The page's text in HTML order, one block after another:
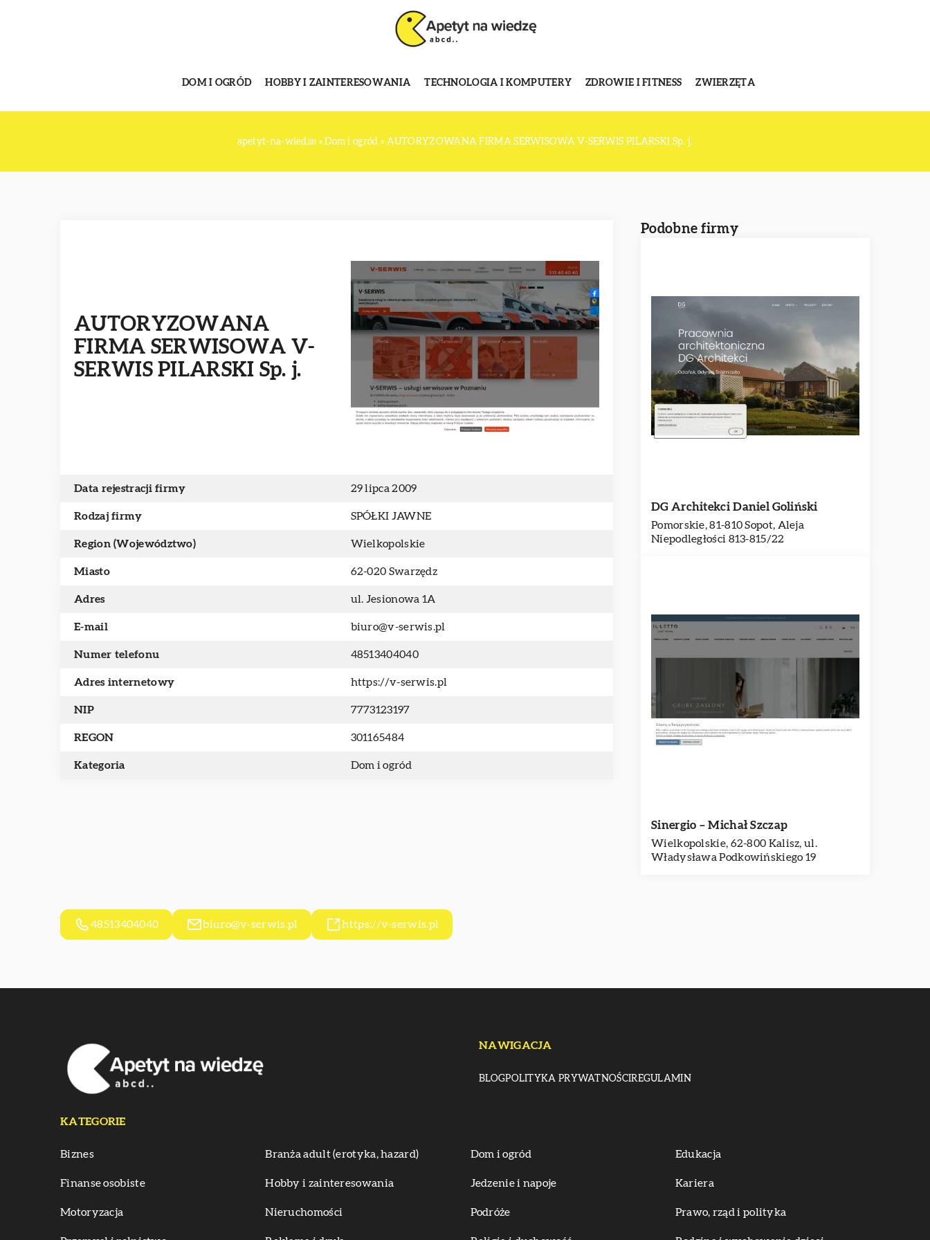
DOM I OGRÓD HOBBY I ZAINTERESOWANIA TECHNOLOGIA I KOMPUTERY ZDROWIE I FITNESS ZWIERZĘTA
apetyt-na-wiedze »Dom i ogród » AUTORYZOWANA FIRMA SERWISOWA V-SERWIS PILARSKI Sp. j.
AUTORYZOWANA
FIRMA SERWISOWA V-
SERWIS PILARSKI Sp. j.
Data rejestracji firmy 29 lipca 2009
Rodzaj firmy SPÓŁKI JAWNE
Region (Województwo) Wielkopolskie
Miasto 62-020 Swarzędz
Adres ul. Jesionowa 1A
E-mail biuro@v-serwis.pl
Numer telefonu 48513404040
Adres internetowy https://v-serwis.pl
NIP 7773123197
REGON 301165484
Kategoria Dom i ogród
Podobne firmy
DG Architekci Daniel Goliński
Pomorskie, 81-810 Sopot, Aleja
Niepodległości 813-815/22
Sinergio – Michał Szczap
Wielkopolskie, 62-800 Kalisz, ul.
Władysława Podkowińskiego 19
48513404040 biuro@v-serwis.pl https://v-serwis.pl
NAWIGACJA
BLOGPOLITYKA PRYWATNOŚCIREGULAMIN
KATEGORIE
Biznes Branża adult (erotyka, hazard) Dom i ogród Edukacja
Finanse osobiste Hobby i zainteresowania Jedzenie i napoje Kariera
Motoryzacja Nieruchomości Podróże Prawo, rząd i polityka